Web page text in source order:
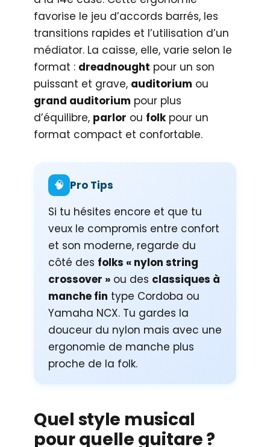
favorise le jeu d’accords barrés, les
transitions rapides et l’utilisation d’un
médiator. La caisse, elle, varie selon le
format : dreadnought pour un son
puissant et grave, auditorium ou
grand auditorium pour plus
d’équilibre, parlor ou folkpour un
format compact et confortable.
🧠 Pro Tips
Si tu hésites encore et que tu
veux le compromis entre confort
et son moderne, regarde du
côté des folks « nylon string
crossover » ou des classiques à
manche fin type Cordoba ou
Yamaha NCX. Tu gardes la
douceur du nylon mais avec une
ergonomie de manche plus
proche de la folk.
Quel style musical
pour quelle guitare ?